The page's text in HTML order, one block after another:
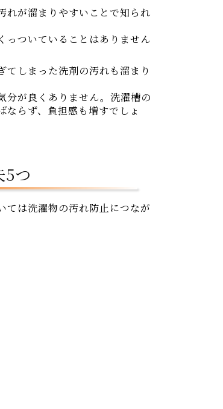
れが溜まりやすいことで知られ
っついていることはありません
しまった洗剤の汚れも溜まり
分が良くありません。洗濯槽の
らず、負担感も増すでしょ
5つ
ては洗濯物の汚れ防止につなが